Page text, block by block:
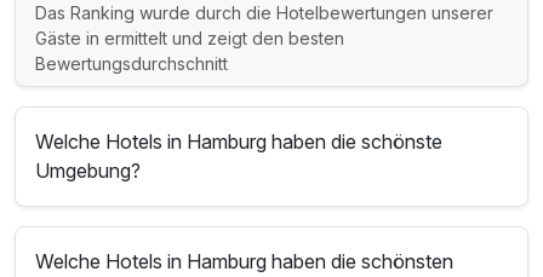
Das Ranking wurde durch die Hotelbewertungen unserer
Gäste in ermittelt und zeigt den besten
Bewertungsdurchschnitt
Welche Hotels in Hamburg haben die schönste
Umgebung?
Welche Hotels in Hamburg haben die schönsten